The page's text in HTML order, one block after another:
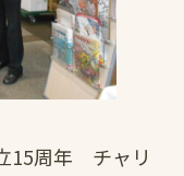
15周年 チャリ